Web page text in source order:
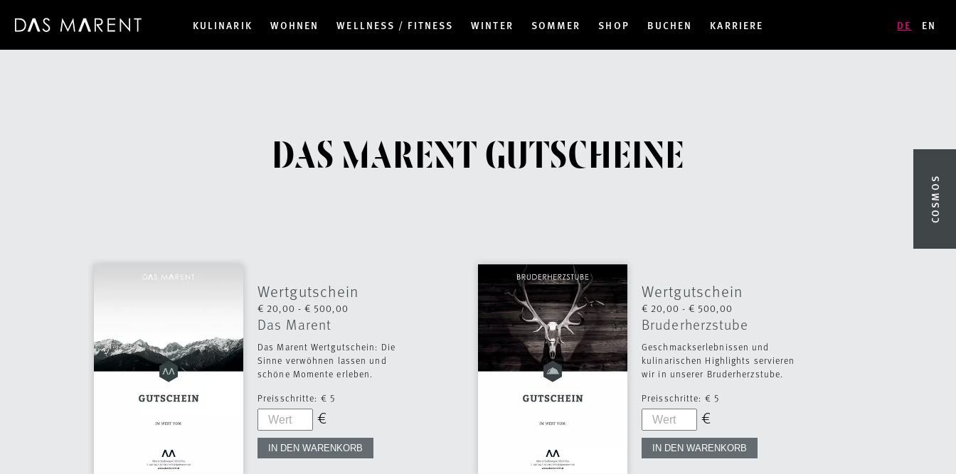
KULINARIK WOHNEN WELLNESS / FITNESS WINTER SOMMER SHOP BUCHEN KARRIERE DE EN
COSMOS
DAS MARENT GUTSCHEINE
Wertgutschein
€ 20,00 - € 500,00
Das Marent
Das Marent Wertgutschein: Die
Sinne verwöhnen lassen und
schöne Momente erleben.
Preisschritte: € 5
Wertgutschein
€ 20,00 - € 500,00
Bruderherzstube
Geschmackserlebnissen und
kulinarischen Highlights servieren
wir in unserer Bruderherzstube.
Preisschritte: € 5